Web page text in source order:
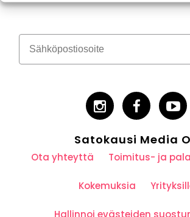
Satokausi Media
Ota yhteyttä Toimitus- ja
Kokemuksia
Hallinnoi evästeiden